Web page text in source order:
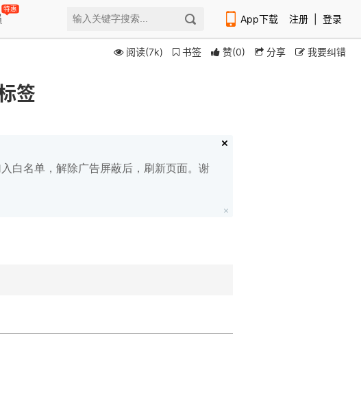
特惠
App下载 注册 登录
阅读(7k) 书签 赞(0) 分享 我要纠错
签
白名单，解除广告屏蔽后，刷新页面。谢